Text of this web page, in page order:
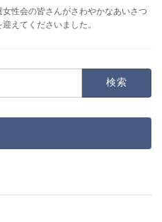
女性会の皆さんがさわやかなあいさつ
えてくださいました。